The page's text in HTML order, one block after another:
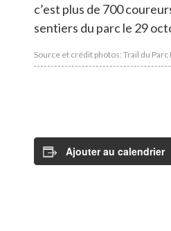
c’est plus de 700
sentiers du parc le 29
Source et crédit photos: Trail du
Ajouter au calendrier